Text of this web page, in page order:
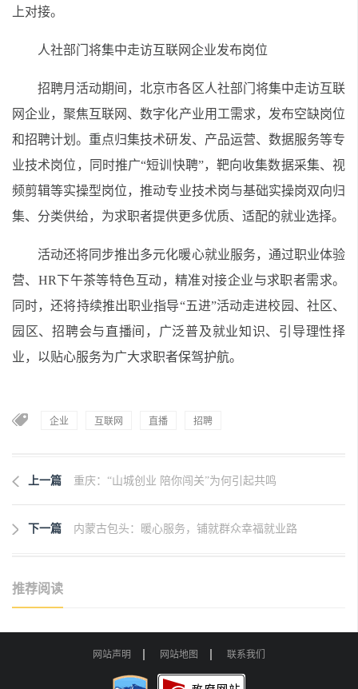
上对接。
人社部门将集中走访互联网企业发布岗位
招聘月活动期间，北京市各区人社部门将集中走访互联
网企业，聚焦互联网、数字化产业用工需求，发布空缺岗位
和招聘计划。重点归集技术研发、产品运营、数据服务等专
业技术岗位，同时推广“短训快聘”，靶向收集数据采集、视
频剪辑等实操型岗位，推动专业技术岗与基础实操岗双向归
集、分类供给，为求职者提供更多优质、适配的就业选择。
活动还将同步推出多元化暖心就业服务，通过职业体验
营、HR下午茶等特色互动，精准对接企业与求职者需求。
同时，还将持续推出职业指导“五进”活动走进校园、社区、
园区、招聘会与直播间，广泛普及就业知识、引导理性择
业，以贴心服务为广大求职者保驾护航。
企业 互联网 直播 招聘
上一篇 重庆：“山城创业 陪你闯关”为何引起共鸣
下一篇 内蒙古包头：暖心服务，铺就群众幸福就业路
推荐阅读
网站声明 网站地图 联系我们